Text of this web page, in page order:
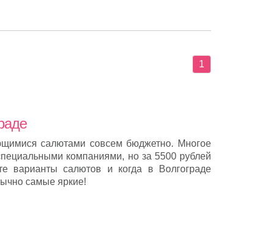
1
салютами совсем бюджетно. Многое
компаниями, но за 5500 рублей
варианты салютов и когда в Волгограде
самые яркие!